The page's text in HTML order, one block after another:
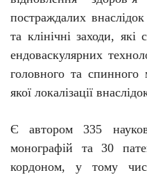
постраждалих
та клінічні заходи, які
ендоваскулярних
головного та спинного
якої локалізації
Є автором 335
монографій та 30
кордоном, у тому